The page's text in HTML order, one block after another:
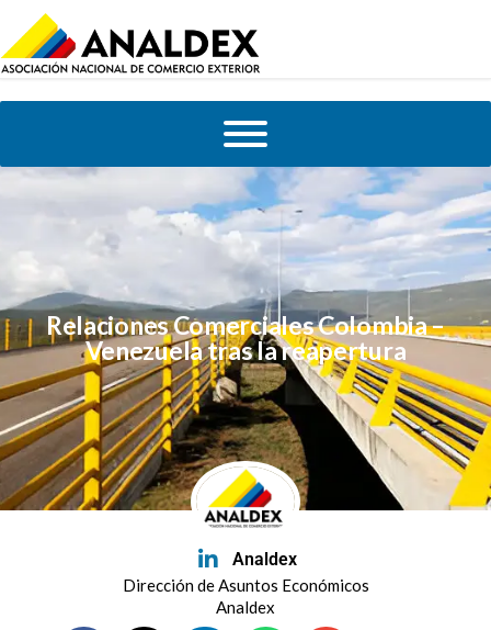
Relaciones Comerciales Colombia –
Venezuela tras la reapertura
Analdex
Dirección de Asuntos Económicos
Analdex